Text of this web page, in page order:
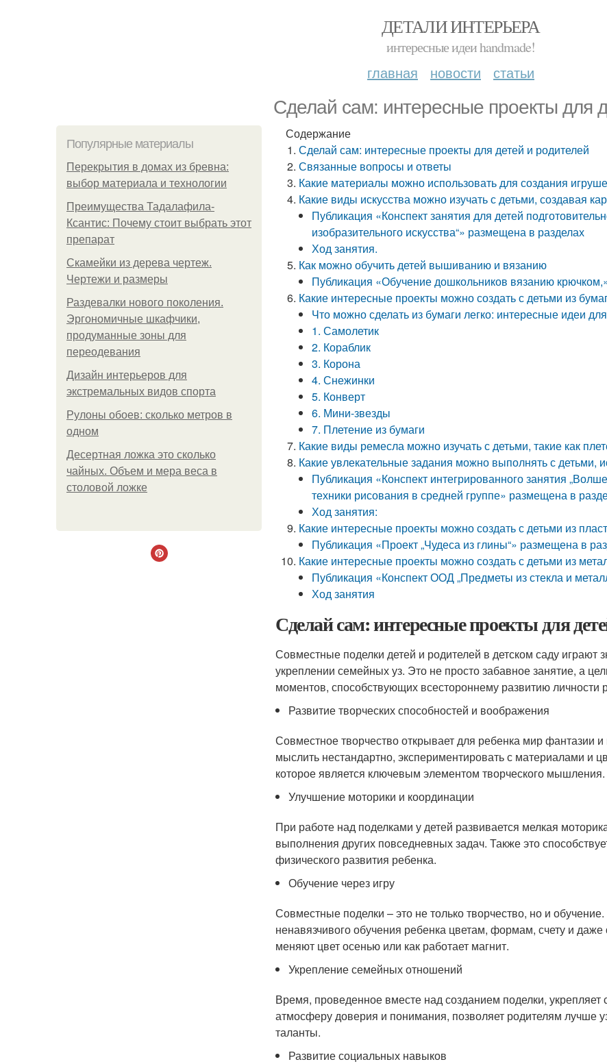
ДЕТАЛИ ИНТЕРЬЕРА
интересные идеи handmade!
главная новости статьи
Сделай сам: интересные проекты для
Популярные материалы
Перекрытия в домах из бревна:
выбор материала и технологии
Преимущества Тадалафила-
Ксантис: Почему стоит выбрать этот
препарат
Скамейки из дерева чертеж.
Чертежи и размеры
Раздевалки нового поколения.
Эргономичные шкафчики,
продуманные зоны для
переодевания
Дизайн интерьеров для
экстремальных видов спорта
Рулоны обоев: сколько метров в
одном
Десертная ложка это сколько
чайных. Объем и мера веса в
столовой ложке
Содержание
Сделай сам: интересные проекты для детей и родителей
Связанные вопросы и ответы
Какие материалы можно использовать для создания
Какие виды искусства можно изучать с детьми, создавая
Публикация «Конспект занятия для детей
изобразительного искусства“» размещена в разделах
Ход занятия.
Как можно обучить детей вышиванию и вязанию
Публикация «Обучение дошкольников вязанию
Какие интересные проекты можно создать с детьми из
Что можно сделать из бумаги легко: интересные идеи
1. Самолетик
2. Кораблик
3. Корона
4. Снежинки
5. Конверт
6. Мини-звезды
7. Плетение из бумаги
Какие виды ремесла можно изучать с детьми, такие как
Какие увлекательные задания можно выполнять с детьми,
Публикация «Конспект интегрированного занятия
техники рисования в средней группе» размещена в
Ход занятия:
Какие интересные проекты можно создать с детьми из
Публикация «Проект „Чудеса из глины“» размещена в
Какие интересные проекты можно создать с детьми из
Публикация «Конспект ООД „Предметы из стекла и
Ход занятия
Сделай сам: интересные проекты для
Совместные поделки детей и родителей в детском саду играют
укреплении семейных уз. Это не просто забавное занятие, а
моментов, способствующих всестороннему развитию личности
Развитие творческих способностей и воображения
Совместное творчество открывает для ребенка мир фантазии
мыслить нестандартно, экспериментировать с материалами и
которое является ключевым элементом творческого мышления.
Улучшение моторики и координации
При работе над поделками у детей развивается мелкая
выполнения других повседневных задач. Также это
физического развития ребенка.
Обучение через игру
Совместные поделки – это не только творчество, но и
ненавязчивого обучения ребенка цветам, формам, счету и
меняют цвет осенью или как работает магнит.
Укрепление семейных отношений
Время, проведенное вместе над созданием поделки,
атмосферу доверия и понимания, позволяет родителям лучше
таланты.
Развитие социальных навыков